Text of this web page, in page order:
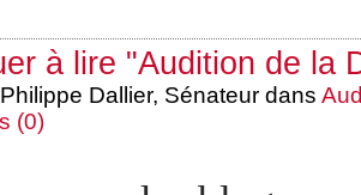
à lire "Audition de la
Dallier, Sénateur dans
(0)